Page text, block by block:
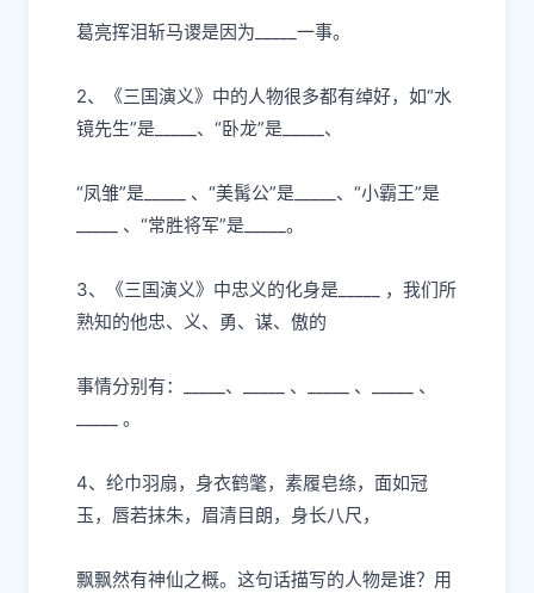
葛亮挥泪斩⻢谡是因为 ⼀事。
2、《三国演义》中的⼈物很多都有绰好，如“⽔
镜先⽣”是 _____、“卧⻰”是 _____、
“凤雏”是 _____ 、“美髯公”是_____、“⼩霸王”是
_____ 、“常胜将军”是_____。
3、《三国演义》中忠义的化身是_____ ，我们所
熟知的他忠、义、勇、谋、傲的
事情分别有：
_____、_____ 、_____ 、_____ 、
_____ 。
4、纶⼱⽻扇，身⾐鹤氅，素履皂绦， ⾯如冠
⽟，唇若抹朱，眉清⽬朗，身⻓⼋尺，
飘飘然有神仙之概。这句话描写的⼈物是谁？ ⽤